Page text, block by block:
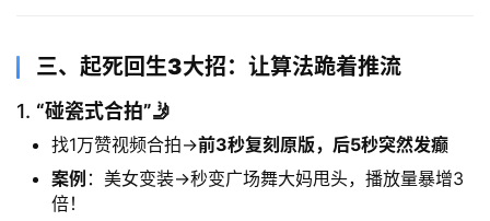
三、 起死回生3大招：让算法跪着推流
1. ​ ​“碰瓷式合拍”🤳
找1万赞视频合拍→前3秒复刻原版，后5秒突然发癫
案例 ：美女变装→秒变广场舞大妈甩头，播放量暴增3
倍！